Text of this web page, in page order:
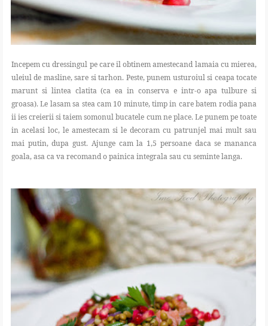
Incepem cu dressingul pe care il obtinem amestecand lamaia cu mierea,
uleiul de masline, sare si tarhon. Peste, punem usturoiul si ceapa tocate
marunt si lintea clatita (ca ea in conserva e intr-o apa tulbure si
groasa). Le lasam sa stea cam 10 minute, timp in care batem rodia pana
ii ies creierii si taiem somonul bucatele cum ne place. Le punem pe toate
in acelasi loc, le amestecam si le decoram cu patrunjel mai mult sau
mai putin, dupa gust. Ajunge cam la 1,5 persoane daca se mananca
goala, asa ca va recomand o painica integrala sau cu seminte langa.